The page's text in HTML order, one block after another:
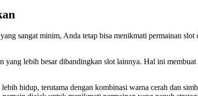
sangat minim, Anda tetap bisa menikmati permainan
yang lebih besar dibandingkan slot lainnya. Hal ini
hidup, terutama dengan kombinasi warna cerah dan